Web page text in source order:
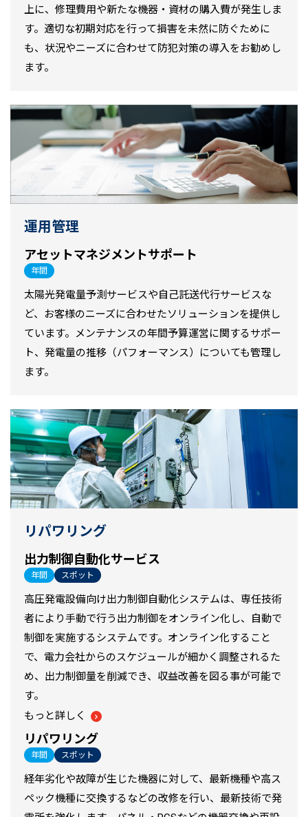
上に、修理費用や新たな機器・資材の購入費が発生しま
す。適切な初期対応を行って損害を未然に防ぐために
も、状況やニーズに合わせて防犯対策の導入をお勧めし
ます。
運用管理
アセットマネジメントサポート
年間
太陽光発電量予測サービスや自己託送代行サービスな
ど、お客様のニーズに合わせたソリューションを提供し
ています。メンテナンスの年間予算運営に関するサポー
ト、発電量の推移（パフォーマンス）についても管理し
ます。
リパワリング
出力制御自動化サービス
年間 スポット
高圧発電設備向け出力制御自動化システムは、専任技術
者により手動で行う出力制御をオンライン化し、自動で
制御を実施するシステムです。オンライン化すること
で、電力会社からのスケジュールが細かく調整されるた
め、出力制御量を削減でき、収益改善を図る事が可能で
す。
もっと詳しく
リパワリング
年間 スポット
経年劣化や故障が生じた機器に対して、最新機種や高ス
ペック機種に交換するなどの改修を行い、最新技術で発